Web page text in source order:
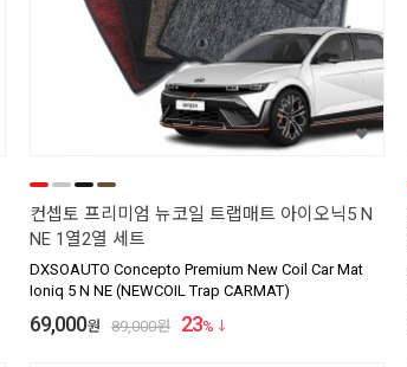
컨셉토 프리미엄 뉴코일 트랩매트 아이오닉5 N
NE 1열2열 세트
DXSOAUTO Concepto Premium New Coil Car Mat
Ioniq 5 N NE (NEWCOIL Trap CARMAT)
69,000원 89,000원 23%